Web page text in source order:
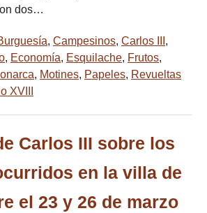
dos…
, Campesinos, Carlos III ,
, Economía, Esquilache, Frutos,
, Motines, Papeles, Revueltas
XVIII
Carlos III sobre los
en la villa de
el 23 y 26 de marzo